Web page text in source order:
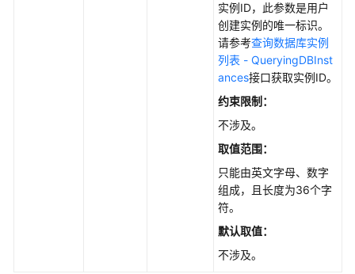
实例ID，此参数是用户
创建实例的唯一标识。
请参考查询数据库实例
列表 - QueryingDBInst
ances接口获取实例ID。
约束限制：
不涉及。
取值范围：
只能由英文字母、数字
组成，且长度为36个字
符。
默认取值：
不涉及。